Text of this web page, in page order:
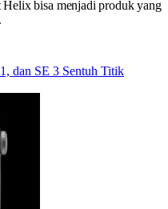
bisa menjadi produk yang
dan SE 3 Sentuh Titik